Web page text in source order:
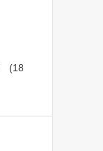
(18